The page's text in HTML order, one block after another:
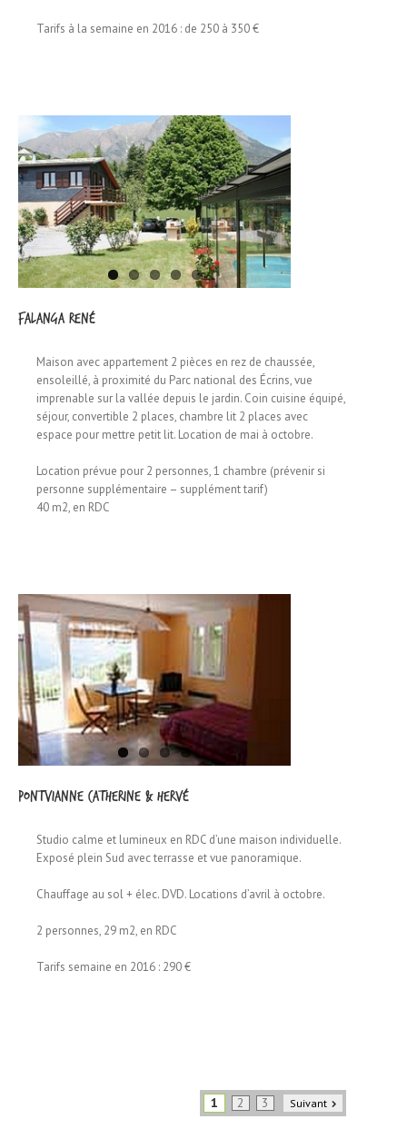
Tarifs à la semaine en 2016 : de 250 à 350 €
FALANGA René
Maison avec appartement 2 pièces en rez de chaussée,
ensoleillé, à proximité du Parc national des Écrins, vue
imprenable sur la vallée depuis le jardin. Coin cuisine équipé,
séjour, convertible 2 places, chambre lit 2 places avec
espace pour mettre petit lit. Location de mai à octobre.
Location prévue pour 2 personnes, 1 chambre (prévenir si
personne supplémentaire – supplément tarif)
40 m2, en RDC
PONTVIANNE Catherine & Hervé
Studio calme et lumineux en RDC d’une maison individuelle.
Exposé plein Sud avec terrasse et vue panoramique.
Chauffage au sol + élec. DVD. Locations d’avril à octobre.
2 personnes, 29 m2, en RDC
Tarifs semaine en 2016 : 290 €
1 2 3 Suivant